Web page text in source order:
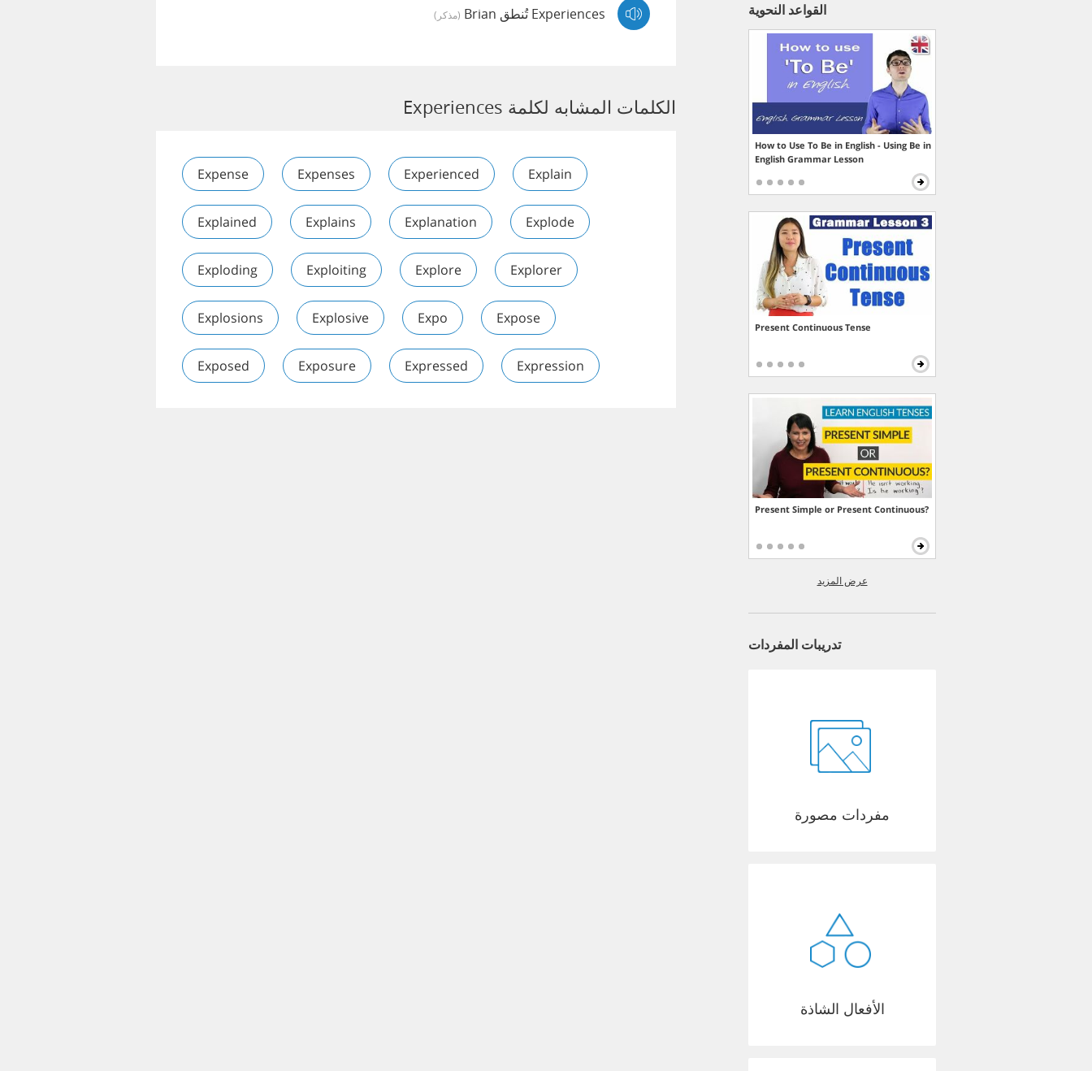
Experiences تُنطق Brian (مذكر)
الكلمات المشابه لكلمة Experiences
Expense Expenses Experienced Explain
Explained Explains Explanation Explode
Exploding Exploiting Explore Explorer
Explosions Explosive Expo Expose
Exposed Exposure Expressed Expression
القواعد النحوية
How to Use To Be in English - Using Be in
English Grammar Lesson
Present Continuous Tense
Present Simple or Present Continuous?
عرض المزيد
تدريبات المفردات
مفردات مصورة
الأفعال الشاذة